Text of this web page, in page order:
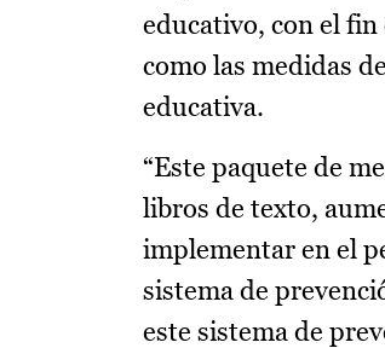
educativo, con el
como las medidas
educativa.
“Este paquete de
libros de texto,
implementar en el
sistema de
este sistema de